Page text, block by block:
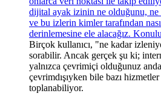
Birçok kullanıcı, "ne kadar
sorabilir. Ancak gerçek şu ki;
yalnızca çevrimiçi olduğunuz
çevrimdışıyken bile bazı hizmetler
toplanabiliyor.